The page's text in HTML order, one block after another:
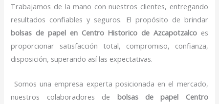
Trabajamos de la mano con nuestros clientes, entregando
resultados confiables y seguros. El propósito de brindar
bolsas de papel en Centro Historico de Azcapotzalcoes
proporcionar satisfacción total, compromiso, confianza,
disposición, superando así las expectativas.
Somos una empresa experta posicionada en el mercado,
nuestros colaboradores de bolsas de papel Centro